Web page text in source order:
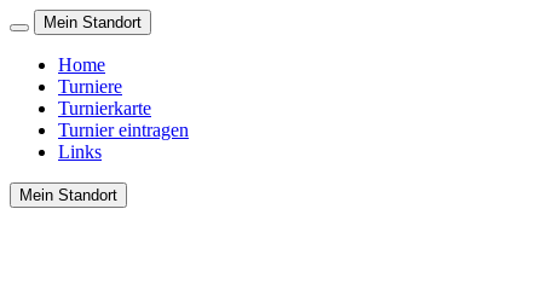
Mein Standort
Home
Turniere
Turnierkarte
Turnier eintragen
Links
Mein Standort